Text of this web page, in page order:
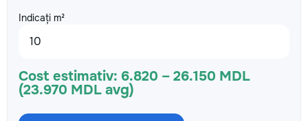
Indicați m²
Cost estimativ: 6.820 – 26.150 MDL
(23.970 MDL avg)